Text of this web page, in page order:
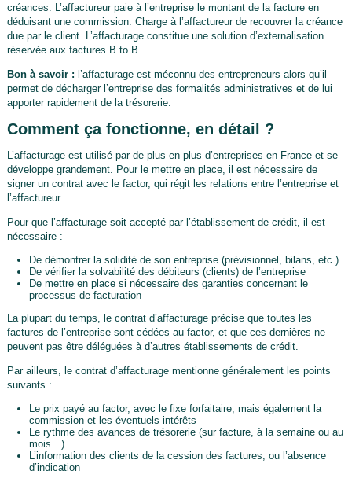
créances. L’affactureur paie à l’entreprise le montant de la facture en
déduisant une commission. Charge à l’affactureur de recouvrer la créance
due par le client. L’affacturage constitue une solution d’externalisation
réservée aux factures B to B.
Bon à savoir : l’affacturage est méconnu des entrepreneurs alors qu’il
permet de décharger l’entreprise des formalités administratives et de lui
apporter rapidement de la trésorerie.
Comment ça fonctionne, en détail ?
L’affacturage est utilisé par de plus en plus d’entreprises en France et se
développe grandement. Pour le mettre en place, il est nécessaire de
signer un contrat avec le factor, qui régit les relations entre l’entreprise et
l’affactureur.
Pour que l’affacturage soit accepté par l’établissement de crédit, il est
nécessaire :
De démontrer la solidité de son entreprise (prévisionnel, bilans, etc.)
De vérifier la solvabilité des débiteurs (clients) de l’entreprise
De mettre en place si nécessaire des garanties concernant le
processus de facturation
La plupart du temps, le contrat d’affacturage précise que toutes les
factures de l’entreprise sont cédées au factor, et que ces dernières ne
peuvent pas être déléguées à d’autres établissements de crédit.
Par ailleurs, le contrat d’affacturage mentionne généralement les points
suivants :
Le prix payé au factor, avec le fixe forfaitaire, mais également la
commission et les éventuels intérêts
Le rythme des avances de trésorerie (sur facture, à la semaine ou au
mois…)
L’information des clients de la cession des factures, ou l’absence
d’indication